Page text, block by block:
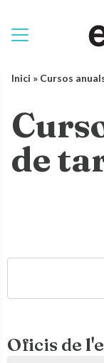
Inici » Cursos
de
Oficis de